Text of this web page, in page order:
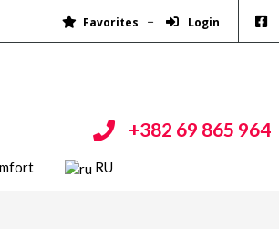
Favorites Login
+382 69 865 964
RU